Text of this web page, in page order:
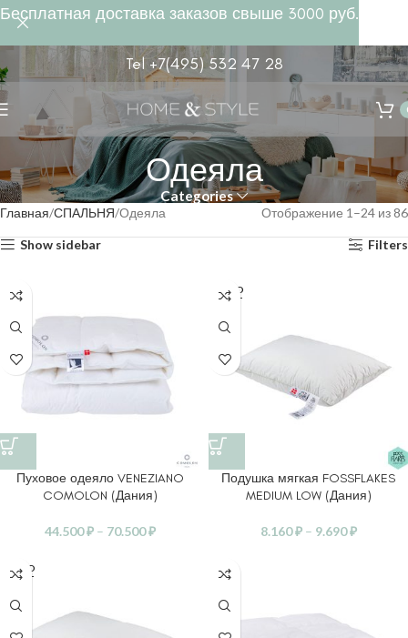
Tel +7(495) 532 47 28
Одеяла
Categories
Главная СПАЛЬНЯ Одеяла Отображение 1–24 из 86
Show sidebar Filters
Пуховое одеяло VENEZIANO
COMOLON (Дания)
44.500₽ – 70.500₽
SOLD
OUT
Подушка мягкая FOSSFLAKES
MEDIUM LOW (Дания)
8.160₽ – 9.690₽
SOLD
OUT
Бесплатная доставка заказов свыше 3000 руб.